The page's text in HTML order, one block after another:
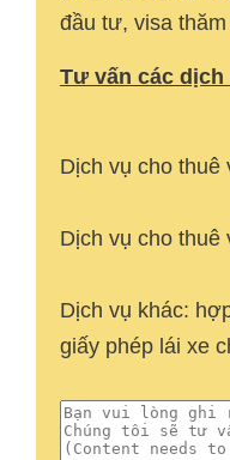
đầu tư, visa thăm
Tư vấn các dịch
Dịch vụ cho thuê
Dịch vụ cho thuê
Dịch vụ khác:
giấy phép lái xe